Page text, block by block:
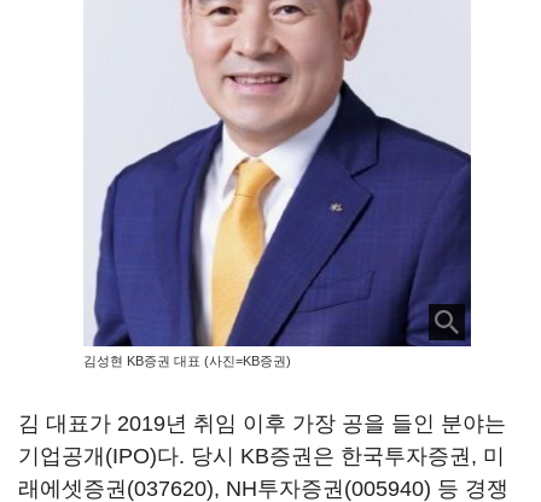
김성현 KB증권 대표 (사진=KB증권)
김 대표가 2019년 취임 이후 가장 공을 들인 분야는
기업공개(IPO)다. 당시 KB증권은 한국투자증권, 미
래에셋증권(037620), NH투자증권(005940) 등 경쟁